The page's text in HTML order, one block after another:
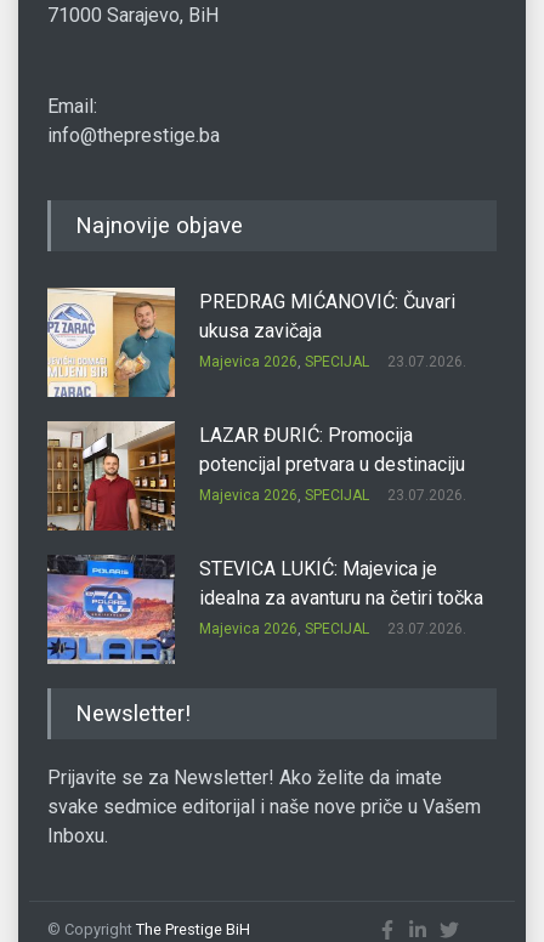
71000 Sarajevo, BiH
Email:
info@theprestige.ba
Najnovije objave
PREDRAG MIĆANOVIĆ: Čuvari
ukusa zavičaja
Majevica 2026, SPECIJAL 23.07.2026.
LAZAR ĐURIĆ: Promocija
potencijal pretvara u destinaciju
Majevica 2026, SPECIJAL 23.07.2026.
STEVICA LUKIĆ: Majevica je
idealna za avanturu na četiri točka
Majevica 2026, SPECIJAL 23.07.2026.
Newsletter!
Prijavite se za Newsletter! Ako želite da imate
svake sedmice editorijal i naše nove priče u Vašem
Inboxu.
© Copyright The Prestige BiH